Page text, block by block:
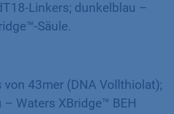
Linkers; dunkelblau –
Säule.
43mer (DNA Vollthiolat);
– Waters XBridge™ BEH